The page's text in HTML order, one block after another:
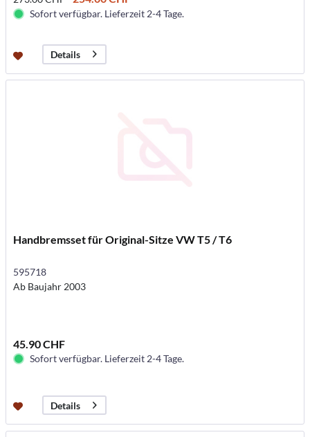
Sofort verfügbar. Lieferzeit 2-4 Tage.
Details
Handbremsset für Original-Sitze VW T5 / T6
595718
Ab Baujahr 2003
45.90 CHF
Sofort verfügbar. Lieferzeit 2-4 Tage.
Details